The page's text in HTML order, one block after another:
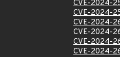
CVE-2024-
CVE-2024-
CVE-2024-
CVE-2024-
CVE-2024-
CVE-2024-